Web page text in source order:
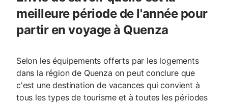
meilleure période de l'année pour
partir en voyage à Quenza
Selon les équipements offerts par les logements
dans la région de Quenza on peut conclure que
c'est une destination de vacances qui convient à
tous les types de tourisme et à toutes les périodes